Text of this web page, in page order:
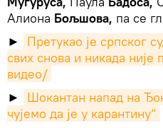
Алиона Бољшова, па се
►
Претукао је српског
свих снова и никада није
видео/
►
Шокантан напад на
чујемо да је у карантину“